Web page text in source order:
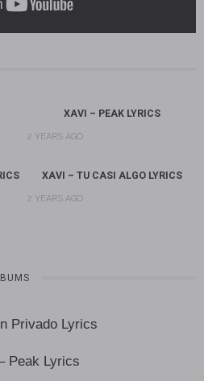
XAVI – PEAK LYRICS
2 YEARS AGO
XAVI – TU CASI ALGO LYRICS
2 YEARS AGO
Privado Lyrics
Peak Lyrics